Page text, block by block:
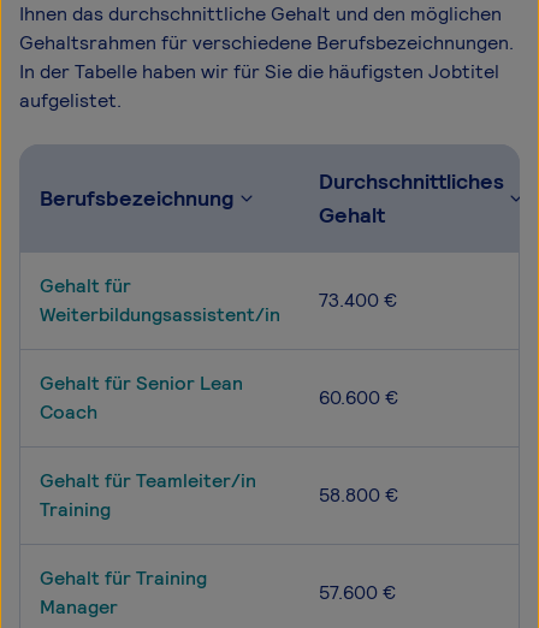
Ihnen das durchschnittliche Gehalt und den möglichen
Gehaltsrahmen für verschiedene Berufsbezeichnungen.
In der Tabelle haben wir für Sie die häufigsten Jobtitel
aufgelistet.
Berufsbezeichnung
Durchschnittliches
Gehalt
Gehalt für
Weiterbildungsassistent/in
73.400 €
Gehalt für Senior Lean
Coach
60.600 €
Gehalt für Teamleiter/in
Training
58.800 €
Gehalt für Training
Manager
57.600 €